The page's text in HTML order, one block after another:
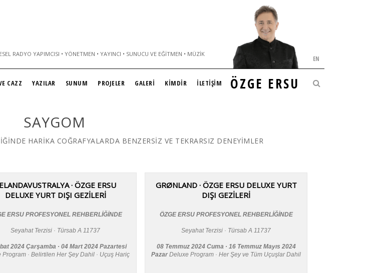
RADYO YAPIMCISI • YÖNETMEN • YAYINCI • SUNUCU VE EĞITMEN • MÜZIK
ÖZGE ERSU
EN
CAZZ YAZILAR SUNUM PROJELER GALERİ KİMDİR İLETİŞİM
SAYGOM
HARİKA COĞRAFYALARDA BENZERSİZ VE TEKRARSIZ DENEYİMLER
· ÖZGE ERSU
DELUXE YURT DIŞI GEZİLERİ
ERSU PROFESYONEL REHBERLİĞİNDE
Seyahat Terzisi · Türsab A 11737
2024 Çarşamba · 04 Mart 2024 Pazartesi
Program · Belirtilen Her Şey Dahil · Uçuş Hariç
GRØNLAND · ÖZGE ERSU DELUXE YURT
DIŞI GEZİLERİ
ÖZGE ERSU PROFESYONEL REHBERLİĞİNDE
Seyahat Terzisi · Türsab A 11737
08 Temmuz 2024 Cuma · 16 Temmuz Mayıs 2024
Pazar Deluxe Program · Her Şey ve Tüm Uçuşlar Dahil